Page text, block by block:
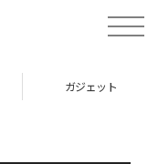
toggle
ガジェット